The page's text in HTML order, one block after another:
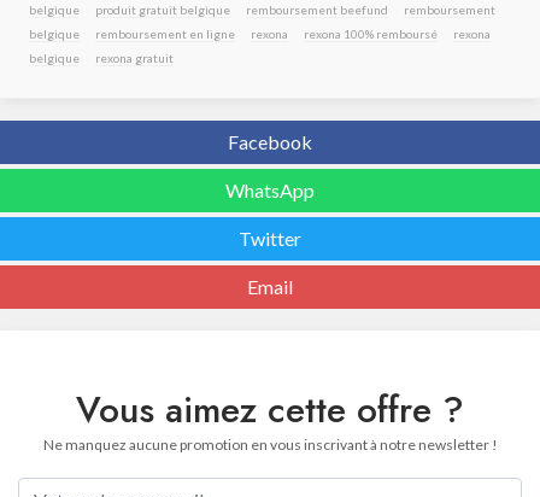
belgique
produit gratuit belgique remboursement beefund
remboursement
belgique
remboursement en ligne rexona rexona 100% remboursé
rexona
belgique
rexona gratuit
Facebook
WhatsApp
Twitter
Email
Vous aimez cette offre ?
Ne manquez aucune promotion en vous inscrivant à notre newsletter !